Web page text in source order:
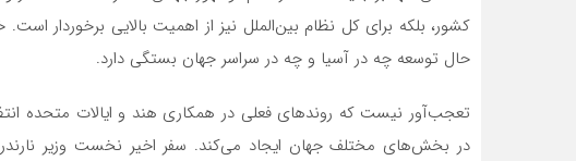
کشور، بلکه برای کل نظام بین‌الملل نیز از اهمیت بالایی برخوردار
حال توسعه چه در آسیا و چه در سراسر جهان بستگی دارد.
تعجب‌آور نیست که روندهای فعلی در همکاری هند و ایالات متحده
در بخش‌های مختلف جهان ایجاد می‌کند. سفر اخیر نخست وزیر